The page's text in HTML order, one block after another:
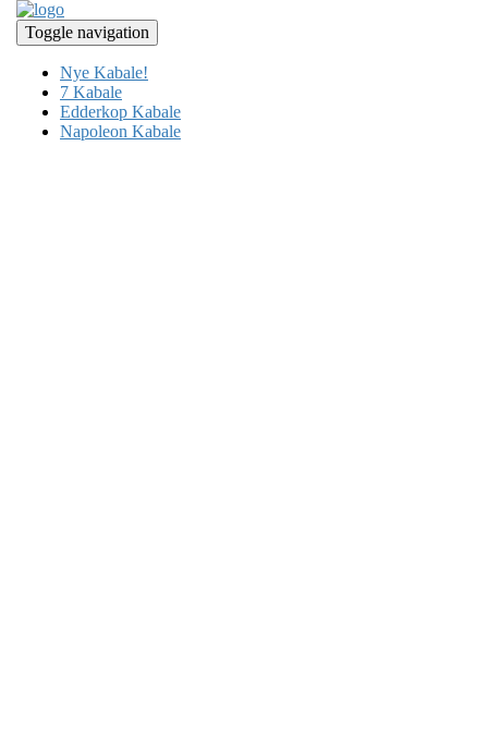
Toggle navigation
Nye Kabale!
7 Kabale
Edderkop Kabale
Napoleon Kabale